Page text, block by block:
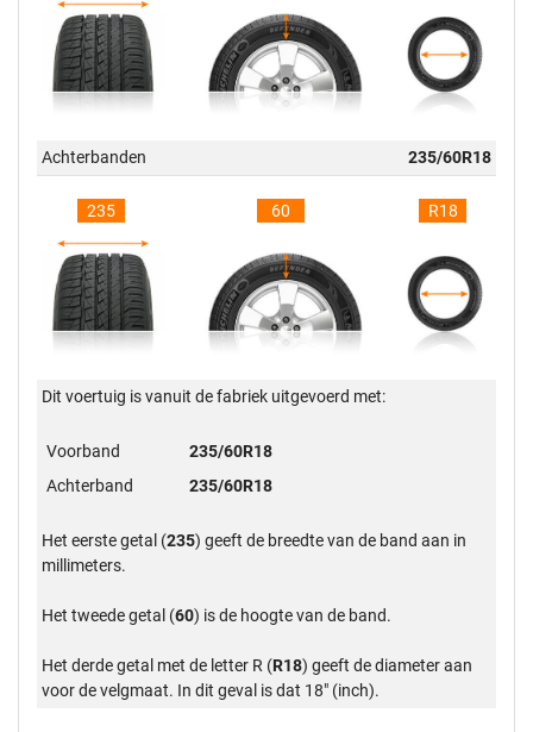
Achterbanden 235/60R18
235 60 R18
Dit voertuig is vanuit de fabriek uitgevoerd met:
Voorband
235/60R18
Achterband
235/60R18
Het eerste getal (235) geeft de breedte van de band aan in
millimeters.
Het tweede getal (60) is de hoogte van de band.
Het derde getal met de letter R (R18) geeft de diameter aan
voor de velgmaat. In dit geval is dat 18" (inch).